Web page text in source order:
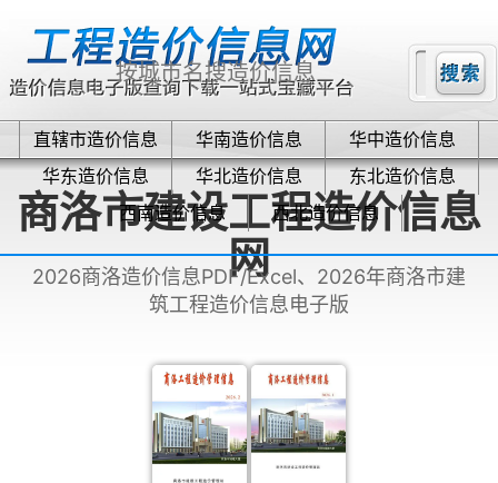
直辖市造价信息 华南造价信息
华中造价信息
华东造价信息
华北造价信息
东北造价信息
西南造价信息
西北造价信息
商洛市建设工程造价信息
网
2026商洛造价信息PDF/Excel、2026年商洛市建
筑工程造价信息电子版